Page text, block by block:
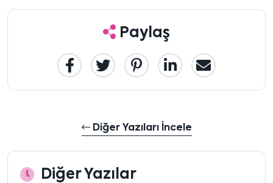
Paylaş
Diğer Yazıları İncele
Diğer Yazılar